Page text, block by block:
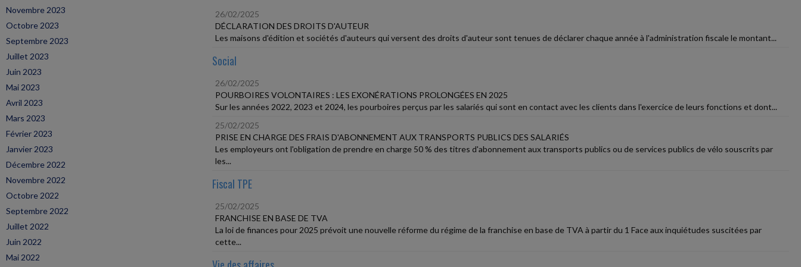
Novembre 2023
Octobre 2023
Septembre 2023
Juillet 2023
Juin 2023
Mai 2023
Avril 2023
Mars 2023
Février 2023
Janvier 2023
Décembre 2022
Novembre 2022
Octobre 2022
Septembre 2022
Juillet 2022
Juin 2022
Mai 2022
26/02/2025
DÉCLARATION DES DROITS D'AUTEUR
Les maisons d'édition et sociétés d'auteurs qui versent des droits d'auteur sont tenues de déclarer chaque année à l'administration fiscale le montant...
Social
26/02/2025
POURBOIRES VOLONTAIRES : LES EXONÉRATIONS PROLONGÉES EN 2025
Sur les années 2022, 2023 et 2024, les pourboires perçus par les salariés qui sont en contact avec les clients dans l'exercice de leurs fonctions et dont...
25/02/2025
PRISE EN CHARGE DES FRAIS D'ABONNEMENT AUX TRANSPORTS PUBLICS DES SALARIÉS
Les employeurs ont l'obligation de prendre en charge 50 % des titres d'abonnement aux transports publics ou de services publics de vélo souscrits par
les...
Fiscal TPE
25/02/2025
FRANCHISE EN BASE DE TVA
La loi de finances pour 2025 prévoit une nouvelle réforme du régime de la franchise en base de TVA à partir du 1 Face aux inquiétudes suscitées par
cette...